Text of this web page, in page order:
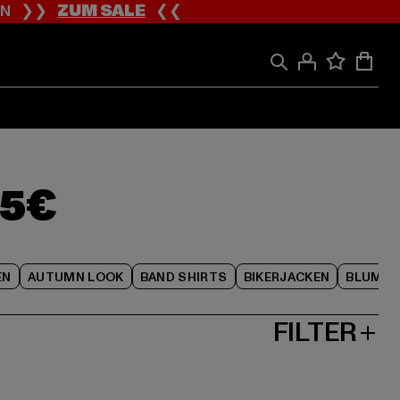
❯❯ZUM SALE❮❮
AUTUMN LOOK BAND SHIRTS BIKERJACKEN
FILTER